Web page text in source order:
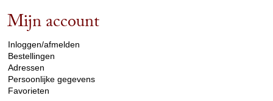
Mijn account
Inloggen/afmelden
Bestellingen
Adressen
Persoonlijke gegevens
Favorieten